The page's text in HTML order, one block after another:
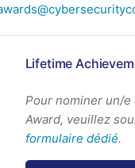
Lifetime
Pour nominer un/e
Award, veuillez
formulaire dédié.